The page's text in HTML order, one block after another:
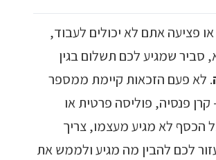
פציעה אתם לא יכולים לעבוד,
סביר שמגיע לכם תשלום בגין
. לא פעם הזכאות קיימת ממספר
פנסיה, פוליסה פרטית או
הכסף לא מגיע מעצמו, צריך
לכם להבין מה מגיע ולממש את